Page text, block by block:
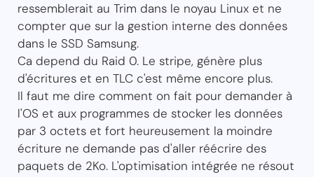
ressemblerait au Trim dans le noyau Linux et ne
compter que sur la gestion interne des données
dans le SSD Samsung.
Ca depend du Raid 0. Le stripe, génère plus
d'écritures et en TLC c'est même encore plus.
Il faut me dire comment on fait pour demander à
l'OS et aux programmes de stocker les données
par 3 octets et fort heureusement la moindre
écriture ne demande pas d'aller réécrire des
paquets de 2Ko. L'optimisation intégrée ne résout